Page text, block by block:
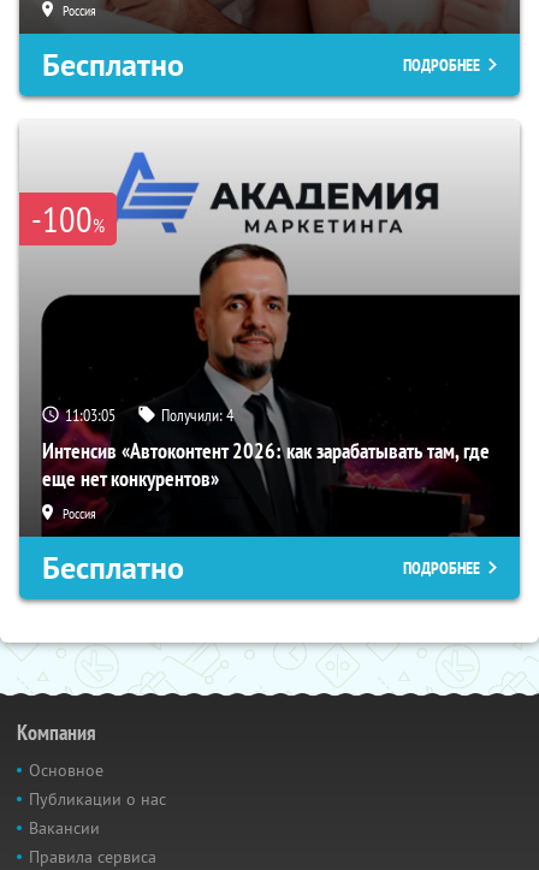
Россия
Бесплатно ПОДРОБНЕЕ
-100%
11:03:04 Получили:4
Интенсив «Автоконтент 2026: как зарабатывать там, где
еще нет конкурентов»
Россия
Бесплатно ПОДРОБНЕЕ
Компания
Основное
Публикации о нас
Вакансии
Правила сервиса